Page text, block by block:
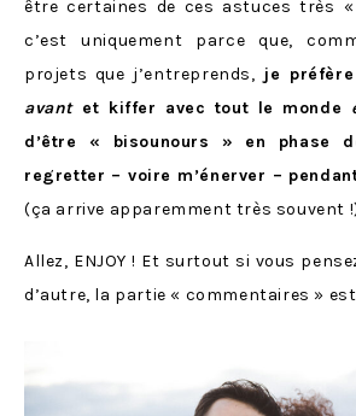
être certaines de ces astuces très
c’est uniquement parce que,
projets que j’entreprends, je
avant et kiffer avec tout le monde
d’être « bisounours » en phase
regretter – voire m’énerver –
(ça arrive apparemment très souvent
Allez, ENJOY ! Et surtout si vous
d’autre, la partie « commentaires »